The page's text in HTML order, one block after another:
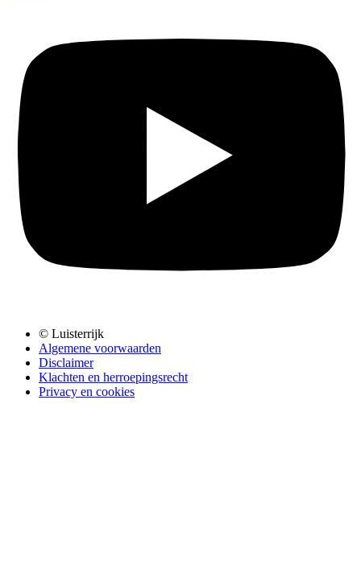
© Luisterrijk
Algemene voorwaarden
Disclaimer
Klachten en herroepingsrecht
Privacy en cookies